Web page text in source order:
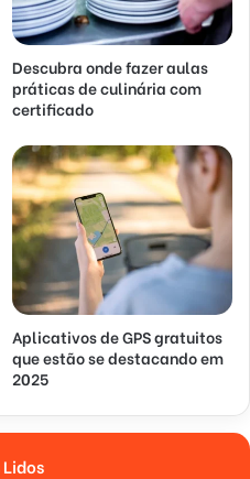
Descubra onde fazer aulas
práticas de culinária com
certificado
Aplicativos de GPS gratuitos
que estão se destacando em
2025